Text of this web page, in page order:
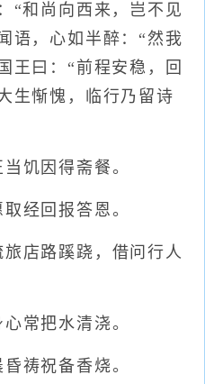
“和尚向西来，岂不见
语，心如半醉：“然我
王曰：“前程安稳，回
生惭愧，临行乃留诗
饥因得斋餐。
经回报答恩。
店路蹊跷，借问行人
常把水清浇。
祷祝备香烧。